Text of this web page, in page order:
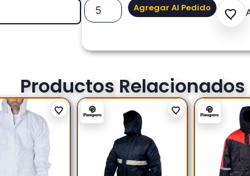
Agregar Al Pedido
Productos Relacionados